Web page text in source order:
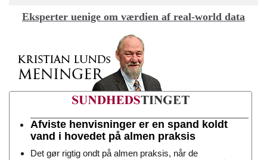
Eksperter uenige om værdien af real-world data
Afviste henvisninger er en spand koldt
vand i hovedet på almen praksis
Det gør rigtig ondt på almen praksis, når de